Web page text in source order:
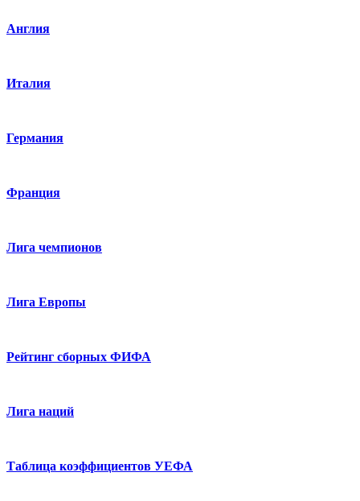
Англия
Италия
Германия
Франция
Лига чемпионов
Лига Европы
Рейтинг сборных ФИФА
Лига наций
Таблица коэффициентов УЕФА